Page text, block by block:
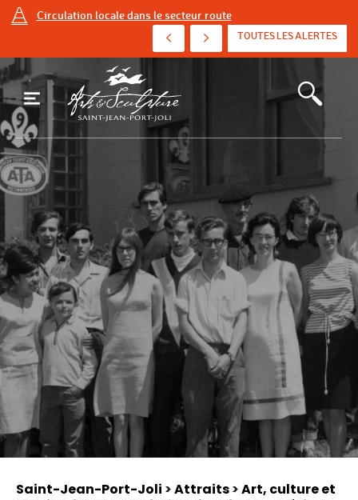
Circulation locale dans le secteur route
AVIS D'ÉBULLITION PRÉVENTIF - AVENUE DE ...
TOUTES LES ALERTES
Saint-Jean-Port-Joli >Attraits>Art, culture et